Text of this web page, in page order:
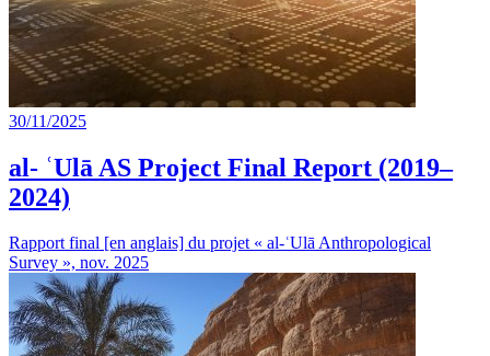
30/11/2025
al- ʿUlā AS Project Final Report (2019–
2024)
Rapport final [en anglais] du projet « al-ʿUlā Anthropological
Survey », nov. 2025